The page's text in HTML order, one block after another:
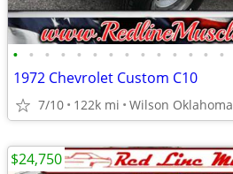
• • • • • • • • • • • • • •
1972 Chevrolet Custom C10
7/10 122k mi Wilson Oklahoma
$24,750